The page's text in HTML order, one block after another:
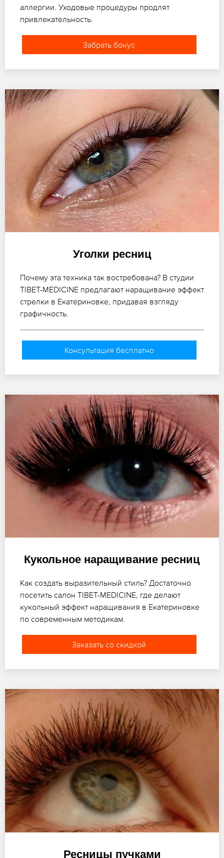
аллергии. Уходовые процедуры продлят
привлекательность.
Забрать бонус
Уголки ресниц
Почему эта техника так востребована? В студии
TIBET-MEDICINE предлагают наращивание эффект
стрелки в Екатериновке, придавая взгляду
графичность.
Консультация бесплатно
Кукольное наращивание ресниц
Как создать выразительный стиль? Достаточно
посетить салон TIBET-MEDICINE, где делают
кукольный эффект наращивания в Екатериновке
по современным методикам.
Заказать со скидкой
Ресницы пучками